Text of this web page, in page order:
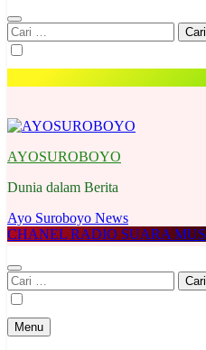
Cari
untuk:
AYOSUROBOYO
Dunia dalam Berita
Ayo Suroboyo News
CHANEL RADIO SUARA
Cari
untuk:
Menu